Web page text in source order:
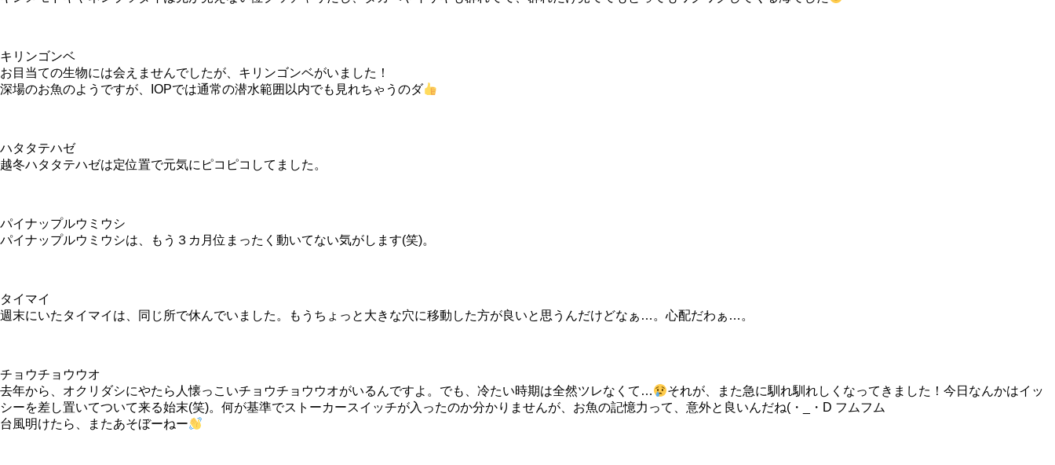
キリンゴンベ
お目当ての生物には会えませんでしたが、キリンゴンベがいました！
深場のお魚のようですが、IOPでは通常の潜水範囲以内でも見れちゃうのダ
ハタタテハゼ
越冬ハタタテハゼは定位置で元気にピコピコしてました。
パイナップルウミウシ
パイナップルウミウシは、もう３カ月位まったく動いてない気がします(笑)。
タイマイ
週末にいたタイマイは、同じ所で休んでいました。もうちょっと大きな穴に移動した方が良いと思うんだけどなぁ…。心配だわぁ…。
チョウチョウウオ
去年から、オクリダシにやたら人懐っこいチョウチョウウオがいるんですよ。でも、冷たい時期は全然ツレなくて…
それが、また急に馴れ馴れしくなってきました！今日なんかはイッ
シーを差し置いてついて来る始末(笑)。何が基準でストーカースイッチが入ったのか分かりませんが、お魚の記憶力って、意外と良いんだね(・_・D フムフム
台風明けたら、またあそぼーねー